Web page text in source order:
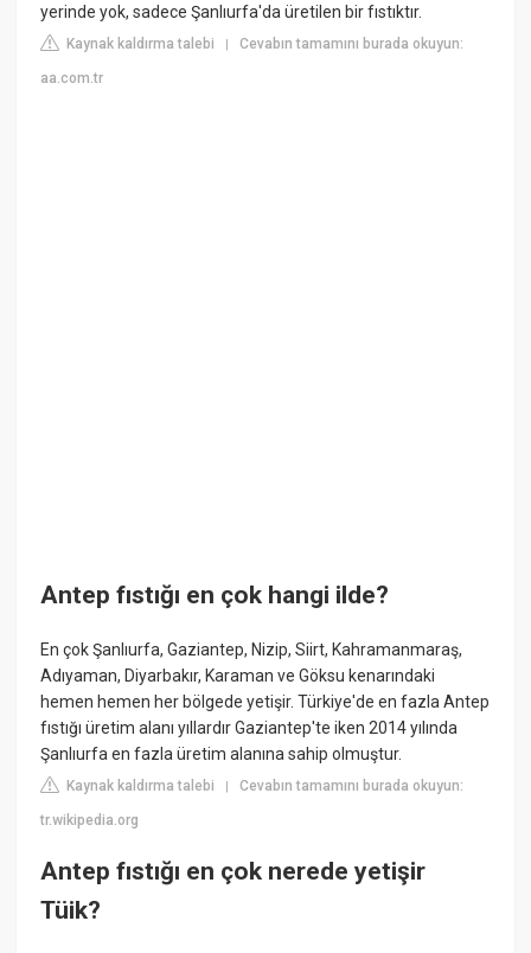
yerinde yok, sadece Şanlıurfa'da üretilen bir fıstıktır.
Kaynak kaldırma talebi |Cevabın tamamını burada okuyun:
aa.com.tr
Antep fıstığı en çok hangi ilde?
En çok Şanlıurfa, Gaziantep, Nizip, Siirt, Kahramanmaraş,
Adıyaman, Diyarbakır, Karaman ve Göksu kenarındaki
hemen hemen her bölgede yetişir. Türkiye'de en fazla Antep
fıstığı üretim alanı yıllardır Gaziantep'te iken 2014 yılında
Şanlıurfa en fazla üretim alanına sahip olmuştur.
Kaynak kaldırma talebi |Cevabın tamamını burada okuyun:
tr.wikipedia.org
Antep fıstığı en çok nerede yetişir
Tüik?